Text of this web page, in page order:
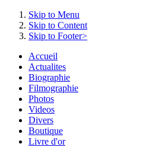
Skip to Menu
Skip to Content
Skip to Footer>
Accueil
Actualites
Biographie
Filmographie
Photos
Videos
Divers
Boutique
Livre d'or